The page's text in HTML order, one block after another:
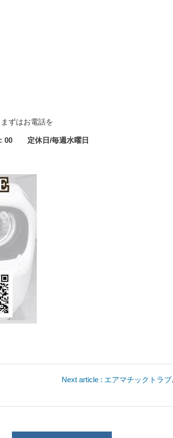
ずはお電話を
00 定休日/毎週水曜日
Next article : エアマチックトラ